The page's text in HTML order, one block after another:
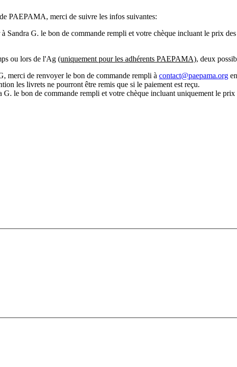
PAEPAMA, merci de suivre les infos suivantes:
Sandra G. le bon de commande rempli et votre chèque incluant le prix
ou lors de l'Ag (uniquement pour les adhérents PAEPAMA), deux
merci de renvoyer le bon de commande rempli à contact@paepama.org
les livrets ne pourront être remis que si le paiement est reçu.
le bon de commande rempli et votre chèque incluant uniquement le prix